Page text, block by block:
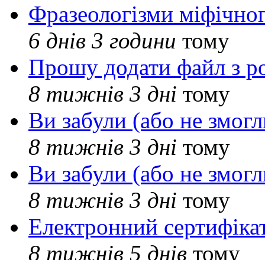
Фразеологізми
6 днів 3 години тому
Прошу додати файл з
8 тижнів 3 дні тому
Ви забули (або не
8 тижнів 3 дні тому
Ви забули (або не
8 тижнів 3 дні тому
Електронний
8 тижнів 5 днів тому